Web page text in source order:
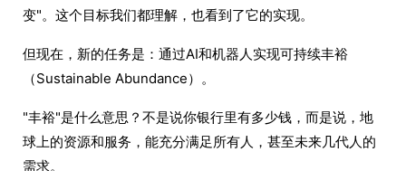
变"。这个目标我们都理解，也看到了它的实现。
但现在，新的任务是：通过AI和机器人实现可持续丰裕
（Sustainable Abundance）。
"丰裕"是什么意思？不是说你银行里有多少钱，而是说，地
球上的资源和服务，能充分满足所有人，甚至未来几代人的
需求。